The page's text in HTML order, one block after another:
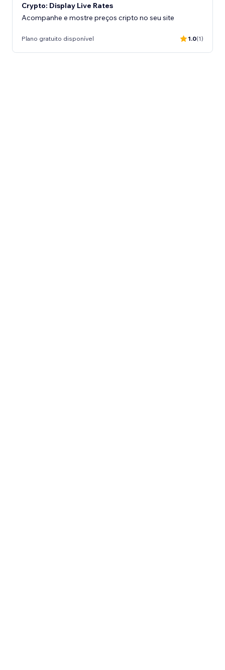
Crypto: Display Live Rates
Acompanhe e mostre preços cripto no seu site
Plano gratuito disponível 1.0(1)